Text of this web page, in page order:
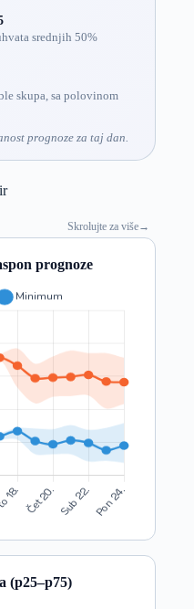
srednjih 50%
skupa, sa polovinom
prognoze za taj dan.
Skrolujte za više→
prognoze
(p25–p75)